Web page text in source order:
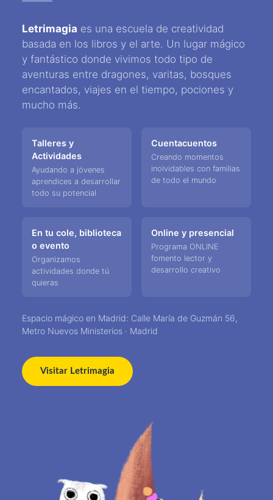
Letrimagia es una escuela de creatividad
basada en los libros y el arte. Un lugar mágico
y fantástico donde vivimos todo tipo de
aventuras entre dragones, varitas, bosques
encantados, viajes en el tiempo, pociones y
mucho más.
Talleres y
Actividades
Ayudando a jóvenes
aprendices a desarrollar
todo su potencial
Cuentacuentos
Creando momentos
inolvidables con familias
de todo el mundo
En tu cole, biblioteca
o evento
Organizamos
actividades donde tú
quieras
Online y presencial
Programa ONLINE
fomento lector y
desarrollo creativo
Espacio mágico en Madrid: Calle María de Guzmán 56,
Metro Nuevos Ministerios · Madrid
Visitar Letrimagia